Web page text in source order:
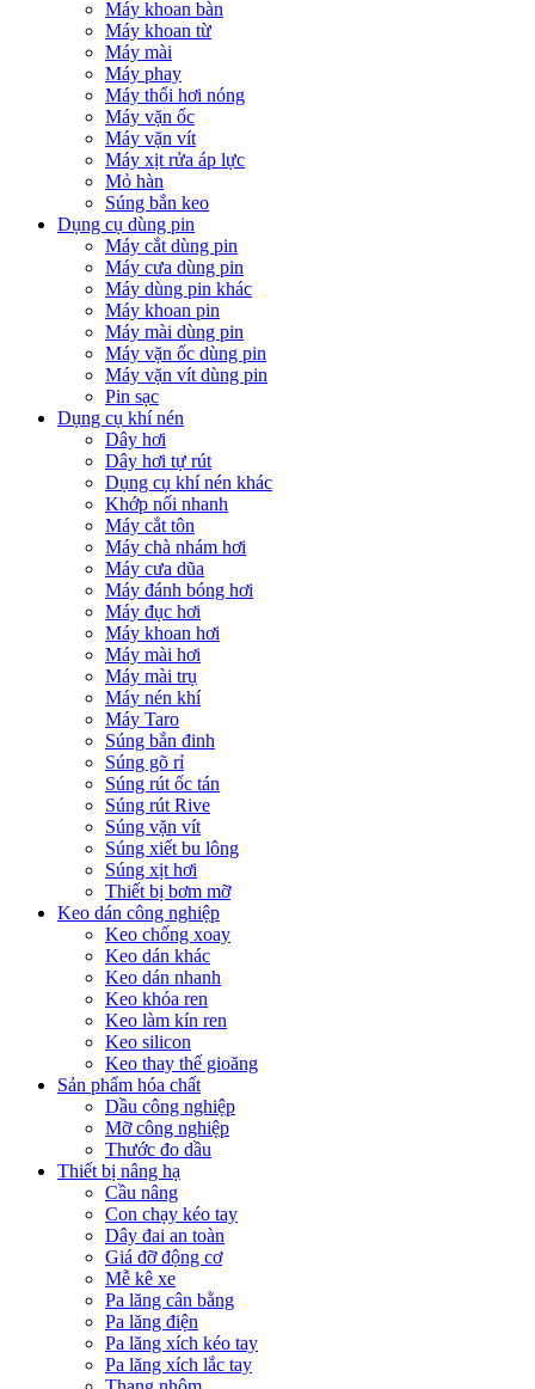
Máy khoan bàn
Máy khoan từ
Máy mài
Máy phay
Máy thổi hơi nóng
Máy vặn ốc
Máy vặn vít
Máy xịt rửa áp lực
Mỏ hàn
Súng bắn keo
Dụng cụ dùng pin
Máy cắt dùng pin
Máy cưa dùng pin
Máy dùng pin khác
Máy khoan pin
Máy mài dùng pin
Máy vặn ốc dùng pin
Máy vặn vít dùng pin
Pin sạc
Dụng cụ khí nén
Dây hơi
Dây hơi tự rút
Dụng cụ khí nén khác
Khớp nối nhanh
Máy cắt tôn
Máy chà nhám hơi
Máy cưa dũa
Máy đánh bóng hơi
Máy đục hơi
Máy khoan hơi
Máy mài hơi
Máy mài trụ
Máy nén khí
Máy Taro
Súng bắn đinh
Súng gõ rỉ
Súng rút ốc tán
Súng rút Rive
Súng vặn vít
Súng xiết bu lông
Súng xịt hơi
Thiết bị bơm mỡ
Keo dán công nghiệp
Keo chống xoay
Keo dán khác
Keo dán nhanh
Keo khóa ren
Keo làm kín ren
Keo silicon
Keo thay thế gioăng
Sản phẩm hóa chất
Dầu công nghiệp
Mỡ công nghiệp
Thước đo dầu
Thiết bị nâng hạ
Cầu nâng
Con chạy kéo tay
Dây đai an toàn
Giá đỡ động cơ
Mễ kê xe
Pa lăng cân bằng
Pa lăng điện
Pa lăng xích kéo tay
Pa lăng xích lắc tay